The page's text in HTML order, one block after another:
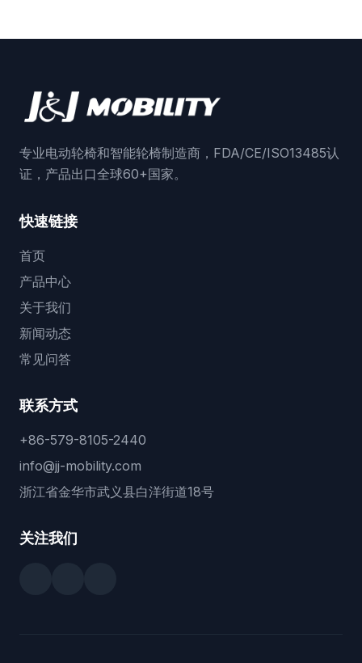
专业电动轮椅和智能轮椅制造商，FDA/CE/ISO13485认
证，产品出口全球60+国家。
快速链接
首页
产品中心
关于我们
新闻动态
常见问答
联系方式
+86-579-8105-2440
info@jj-mobility.com
浙江省金华市武义县白洋街道18号
关注我们